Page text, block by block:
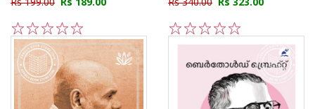
Rs 199.00 Rs 189.00
5
4
3
2
1
Rs 340.00 Rs 323.00
5
4
3
2